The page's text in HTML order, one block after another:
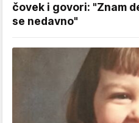
čovek i govori: "Znam
se nedavno"